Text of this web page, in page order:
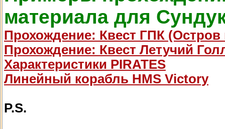
материала для
Прохождение: Квест ГПК
Прохождение: Квест Летучий
Характеристики PIRATES
Линейный корабль HMS Victory
P.S.